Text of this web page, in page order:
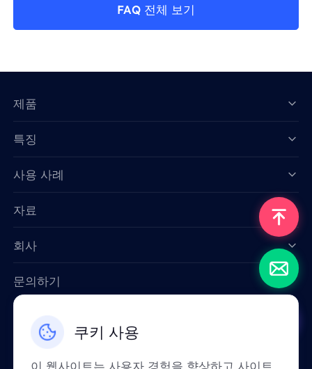
FAQ 전체 보기
쿠키 사용
이 웹사이트는 사용자 경험을 향상하고 사이트
제품
특징
사용 사례
자료
회사
문의하기
한국인